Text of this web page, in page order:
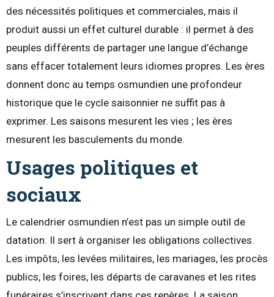
des nécessités politiques et commerciales, mais il
produit aussi un effet culturel durable : il permet à des
peuples différents de partager une langue d’échange
sans effacer totalement leurs idiomes propres. Les ères
donnent donc au temps osmundien une profondeur
historique que le cycle saisonnier ne suffit pas à
exprimer. Les saisons mesurent les vies ; les ères
mesurent les basculements du monde.
Usages politiques et
sociaux
Le calendrier osmundien n’est pas un simple outil de
datation. Il sert à organiser les obligations collectives.
Les impôts, les levées militaires, les mariages, les procès
publics, les foires, les départs de caravanes et les rites